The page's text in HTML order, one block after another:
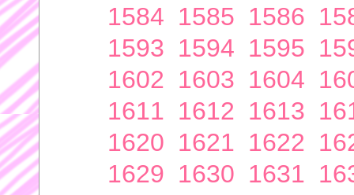
1584 1585 1586
1593 1594 1595
1602 1603 1604
1611 1612 1613
1620 1621 1622
1629 1630 1631